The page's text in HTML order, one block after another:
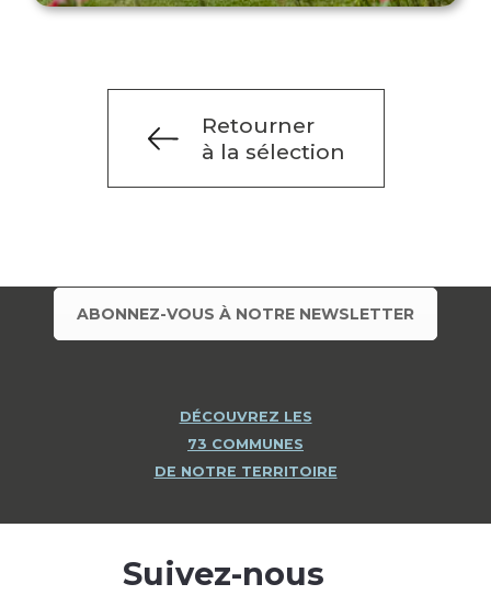
Retourner
à la sélection
ABONNEZ-VOUS À NOTRE NEWSLETTER
DÉCOUVREZ LES
73 COMMUNES
DE NOTRE TERRITOIRE
Suivez-nous